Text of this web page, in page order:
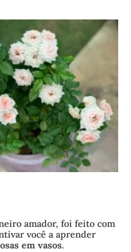
amador, foi feito com
você a aprender
em vasos.